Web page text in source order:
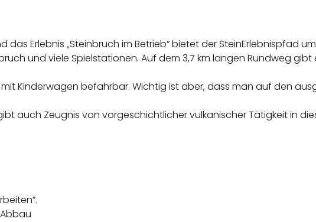
das Erlebnis „Steinbruch im Betrieb“ bietet der SteinErlebnispfad
und viele Spielstationen. Auf dem 3,7 km langen Rundweg gibt
Kinderwagen befahrbar. Wichtig ist aber, dass man auf den
auch Zeugnis von vorgeschichtlicher vulkanischer Tätigkeit in